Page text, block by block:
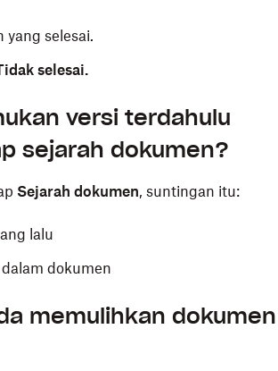
yang selesai.
selesai.
versi terdahulu
sejarah dokumen?
Sejarah dokumen, suntingan itu:
lalu
dokumen
memulihkan dokumen